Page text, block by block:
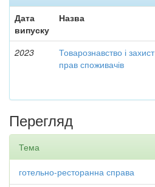
Дата
випуску
Назва
2023
Товарознавство і захист
прав споживачів
Перегляд
Тема
готельно-ресторанна справа